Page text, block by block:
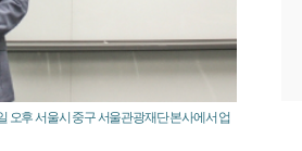
오후 서울시 중구 서울관광재단 본사에서 업